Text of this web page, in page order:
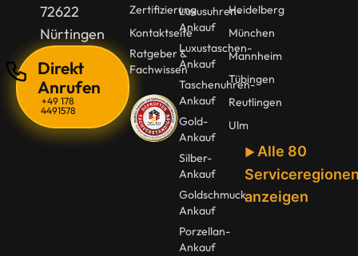
72622
Nürtingen
Direkt
Anrufen
+49 178
4491578
Zertifizierung
Kontaktseite
Ratgeber &
Fachwissen
Luxusuhren-
Ankauf
Luxustaschen-
Ankauf
Taschenuhren-
Ankauf
Gold-
Ankauf
Silber-
Ankauf
Goldschmuck
Ankauf
Porzellan-
Ankauf
Heidelberg
München
Mannheim
Tübingen
Reutlingen
Ulm
Alle 80
anzeigen